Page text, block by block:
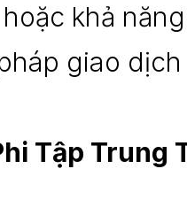
khả
giao
Tập Trung